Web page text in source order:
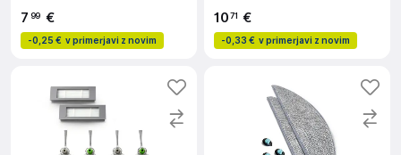
7 99 €
-0,25 € v primerjavi z novim
1071 €
-0,33 € v primerjavi z novim